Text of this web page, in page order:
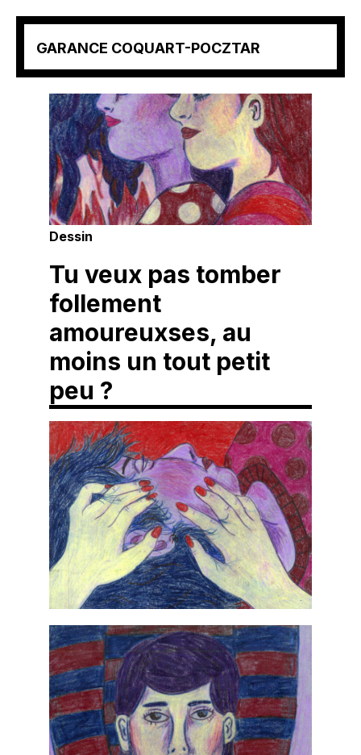
Aller
(Pressez
Entrée)
GARANCE COQUART-POCZTAR
Dessin
Tu veux pas tomber
follement
amoureuxses, au
moins un tout petit
peu ?